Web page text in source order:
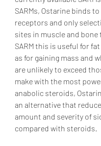
SARMs, Ostarine binds
receptors and only
sites in muscle and bone
SARM this is useful for
as for gaining mass and
are unlikely to exceed
make with the most
anabolic steroids,
an alternative that
amount and severity of
compared with steroids.